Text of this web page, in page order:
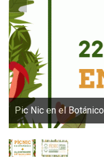
Pic Nic en el Botánico